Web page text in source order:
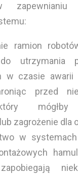
ramion
utrzymania
w czasie awarii
przed
mógłby
zagrożenie dla
w